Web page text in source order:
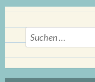
Suchen
nach: